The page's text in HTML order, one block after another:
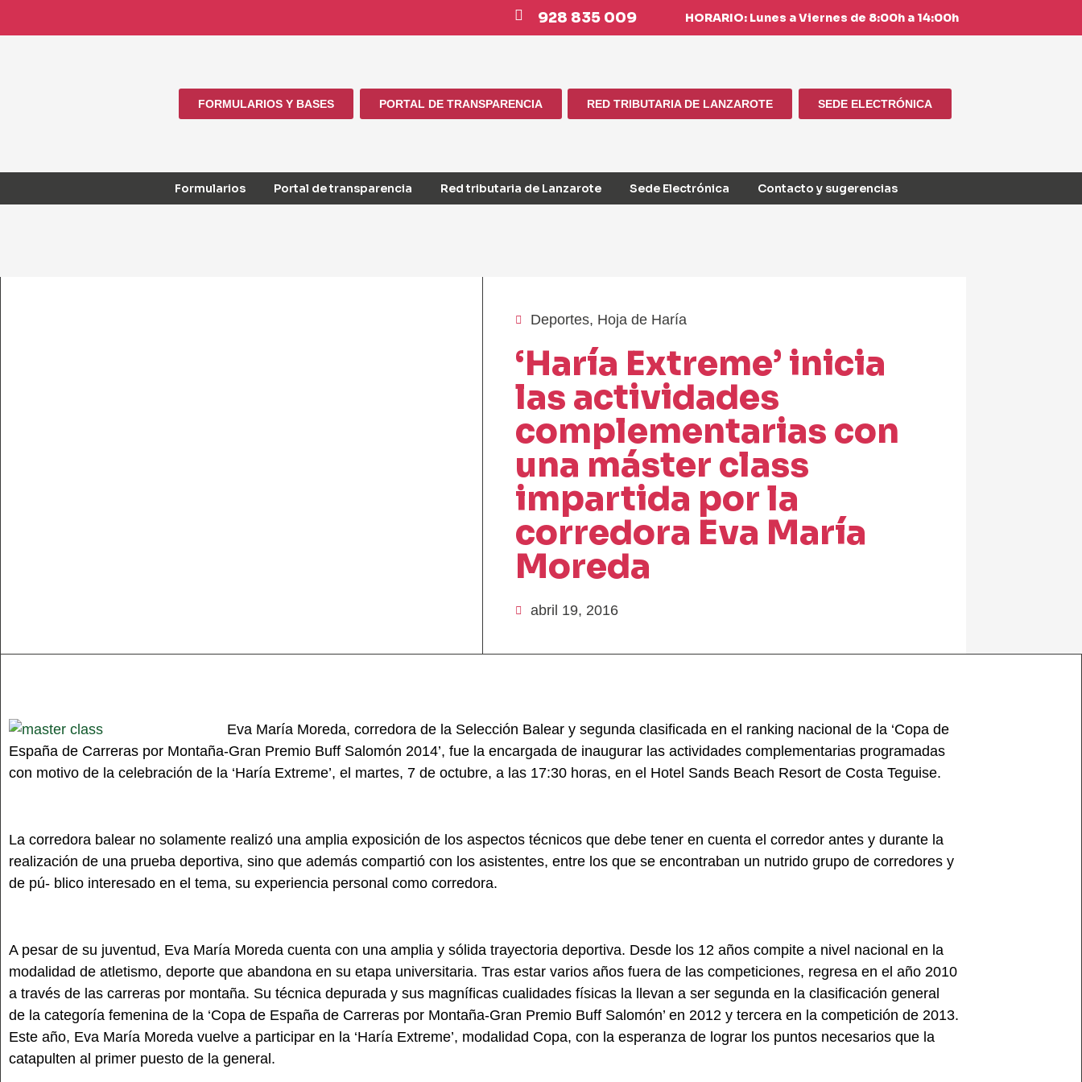
928 835 009 HORARIO: Lunes a Viernes de 8:00h a 14:00h
FORMULARIOS Y BASES PORTAL DE TRANSPARENCIA RED TRIBUTARIA DE LANZAROTE SEDE ELECTRÓNICA
Formularios Portal de transparencia Red tributaria de Lanzarote Sede Electrónica Contacto y sugerencias
Deportes, Hoja de Haría
‘Haría Extreme’ inicia
las actividades
complementarias con
una máster class
impartida por la
corredora Eva María
Moreda
abril 19, 2016
Eva María Moreda, corredora de la Selección Balear y segunda clasificada en el ranking nacional de la ‘Copa de
España de Carreras por Montaña-Gran Premio Buff Salomón 2014’, fue la encargada de inaugurar las actividades complementarias programadas
con motivo de la celebración de la ‘Haría Extreme’, el martes, 7 de octubre, a las 17:30 horas, en el Hotel Sands Beach Resort de Costa Teguise.
La corredora balear no solamente realizó una amplia exposición de los aspectos técnicos que debe tener en cuenta el corredor antes y durante la
realización de una prueba deportiva, sino que además compartió con los asistentes, entre los que se encontraban un nutrido grupo de corredores y
de pú- blico interesado en el tema, su experiencia personal como corredora.
A pesar de su juventud, Eva María Moreda cuenta con una amplia y sólida trayectoria deportiva. Desde los 12 años compite a nivel nacional en la
modalidad de atletismo, deporte que abandona en su etapa universitaria. Tras estar varios años fuera de las competiciones, regresa en el año 2010
a través de las carreras por montaña. Su técnica depurada y sus magníficas cualidades físicas la llevan a ser segunda en la clasificación general
de la categoría femenina de la ‘Copa de España de Carreras por Montaña-Gran Premio Buff Salomón’ en 2012 y tercera en la competición de 2013.
Este año, Eva María Moreda vuelve a participar en la ‘Haría Extreme’, modalidad Copa, con la esperanza de lograr los puntos necesarios que la
catapulten al primer puesto de la general.